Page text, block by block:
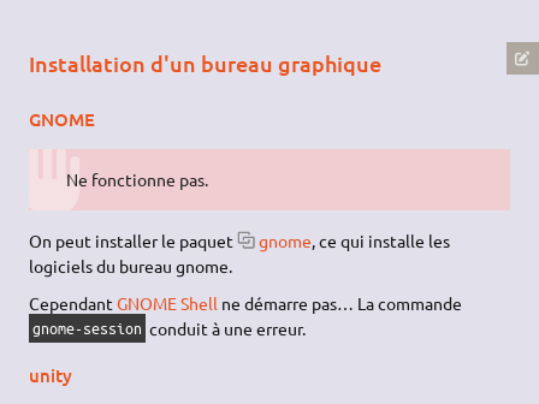
Installation d'un bureau graphique
GNOME
Ne fonctionne pas.
On peut installer le paquet gnome, ce qui installe les
logiciels du bureau gnome.
CependantGNOME Shell ne démarre pas… La commande
gnome-session conduit à une erreur.
unity